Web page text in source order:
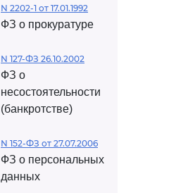
N 2202-1 от 17.01.1992
ФЗ о прокуратуре
N 127-ФЗ 26.10.2002
ФЗ о
несостоятельности
(банкротстве)
N 152-ФЗ от 27.07.2006
ФЗ о персональных
данных